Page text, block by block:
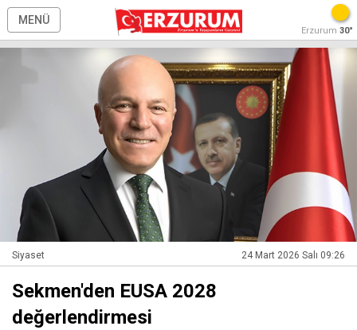
MENÜ
Erzurum 30°
Siyaset 24 Mart 2026 Salı 09:26
Sekmen'den EUSA 2028
değerlendirmesi